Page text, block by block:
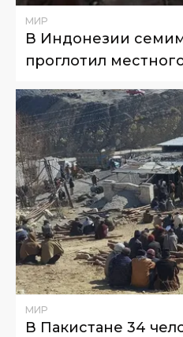
МИР
В Индонезии
проглотил
МИР
В Пакистане 34